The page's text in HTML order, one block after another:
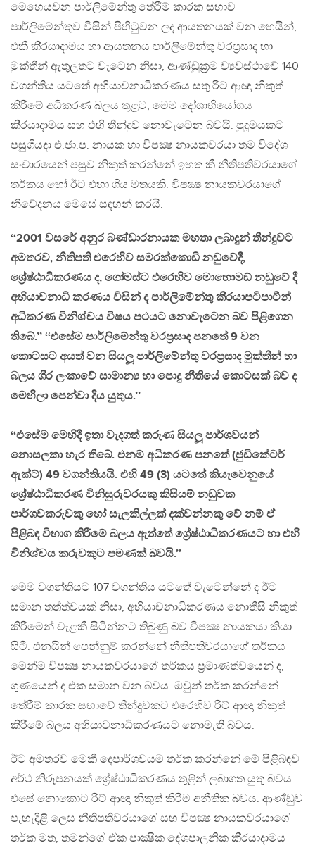
මෙහෙයවන පාර්ලිමේන්තු තේරීම් කාරක සභාව
පාර්ලිමේන්තුව විසින් පිහිටුවන ලද ආයතනයක් වන හෙයින්,
එකී කි‍්‍රයාදාමය හා ආයතනය පාර්ලිමේන්තු වරප‍්‍රසාද හා
මුක්තීන් ඇතුලතට වැටෙන නිසා, ආණ්ඩුක‍්‍රම ව්‍යවස්ථාවේ 140
වගන්තිය යටතේ අභියාචනාධිකරණය සතු රිට් ආඥා නිකුත්
කිරීමේ අධිකරණ බලය තුළට, මෙම දෝශාභියෝගය
කි‍්‍රයාදාමය සහ එහි තීන්දුව නොවැටෙන බවයි. පුදුමයකට
පසුගියදා එ.ජා.ප. නායක හා විපක්‍ෂ නායකවරයා තම විදේශ
සංචාරයෙන් පසුව නිකුත් කරන්නේ ඉහත කී නීතිපතිවරයාගේ
තර්කය හෝ ඊට එහා ගිය මතයකි. විපක්‍ෂ නායකවරයාගේ
නිවේදනය මෙසේ සඳහන් කරයි.
‘‘2001 වසරේ අනුර බණ්ඩාරනායක මහතා ලබාදුන් තීන්දුවට
අමතරව, නීතිපති එරෙහිව සමරක්කොඩි නඩුවේදී,
ශ්‍රේෂ්ඨාධිකරණය ද, ගෝමස්ට එරෙහිව මොහොමඞ් නඩුවේ දී
අභියාචනාධි කරණය විසින් ද පාර්ලිමේන්තු කි‍්‍රයාපටිපාටීන්
අධිකරණ විනිශ්චය විෂය පථයට නොවැටෙන බව පිළිගෙන
තිබේ.’’ ‘‘එසේම පාර්ලිමේන්තු වරප‍්‍රසාද පනතේ 9 වන
කොටසට අයත් වන සියලූ පාර්ලිමේන්තු වරප‍්‍රසාද මුක්තීන් හා
බලය ශී‍්‍ර ලංකාවේ සාමාන්‍ය හා පොදු නීතියේ කොටසක් බව ද
මෙහිලා පෙන්වා දිය යුතුය.’’
‘‘එසේම මෙහිදී ඉතා වැදගත් කරුණ සියලූ පාර්ශවයන්
නොසලකා හැර තිබේ. එනම් අධිකරණ පනතේ (ජුඩිකේටර්
ඇක්ට්) 49 වගන්තියයි. එහි 49 (3) යටතේ කියැවෙනුයේ
ශ්‍රේෂ්ඨාධිකරණ විනිසුරුවරයකු කිසියම් නඩුවක
පාර්ශවකරුවකු හෝ සැලකිල්ලක් දක්වන්නකු වේ නම් ඒ
පිළිබඳ විභාග කිරීමේ බලය ඇත්තේ ශ්‍රේෂ්ඨාධිකරණයට හා එහි
විනිශ්චය කරුවකුට පමණක් බවයි.’’
මෙම වගන්තියට 107 වගන්තිය යටතේ වැටෙන්නේ ද ඊට
සමාන තත්ත්වයක් නිසා, අභියාචනාධිකරණය නොතීසි නිකුත්
කිරීමෙන් වැළකී සිටින්නට තිබුණු බව විපක්‍ෂ නායකයා කියා
සිටී. එනයින් පෙන්නුම් කරන්නේ නීතිපතිවරයාගේ තර්කය
මෙන්ම විපක්‍ෂ නායකවරයාගේ තර්කය ප‍්‍රමාණත්වයෙන් ද,
ගුණයෙන් ද එක සමාන වන බවය. ඔවුන් තර්ක කරන්නේ
තේරීම් කාරක සභාවේ තීන්දුවකට එරෙහිව රිට් ආඥා නිකුත්
කිරීමේ බලය අභියාචනාධිකරණයට නොමැති බවය.
ඊට අමතරව මෙකී දෙපාර්ශවයම තර්ක කරන්නේ මේ පිළිබඳව
අර්ථ නිරූපනයක් ශ්‍රේෂ්ඨාධිකරණය තුළින් ලබාගත යුතු බවය.
එසේ නොකොට රිට් ආඥා නිකුත් කිරීම අනීතික බවය. ආණ්ඩුව
පැහැදිළි ලෙස නීතිපතිවරයාගේ සහ විපක්‍ෂ නායකවරයාගේ
තර්ක මත, තමන්ගේ ඒක පාක්‍ෂික දේශපාලනික කි‍්‍රයාදාමය